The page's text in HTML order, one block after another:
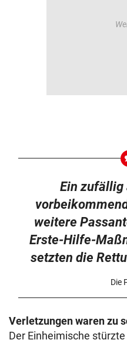
Ein
weitere
Erste-Hilfe-
setzten die
Die
Verletzungen waren zu
Der Einheimische